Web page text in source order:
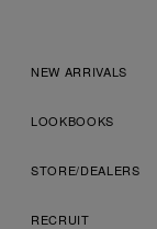
NEW ARRIVALS
LOOKBOOKS
STORE/DEALERS
RECRUIT